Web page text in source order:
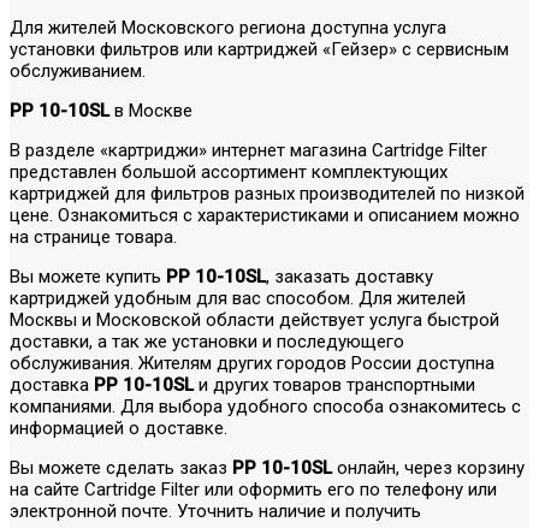
Для жителей Московского региона доступна услуга
установки фильтров или картриджей «Гейзер» с сервисным
обслуживанием.
PP 10-10SLв Москве
В разделе «картриджи» интернет магазина Cartridge Filter
представлен большой ассортимент комплектующих
картриджей для фильтров разных производителей по низкой
цене. Ознакомиться с характеристиками и описанием можно
на странице товара.
Вы можете купить PP 10-10SL, заказать доставку
картриджей удобным для вас способом. Для жителей
Москвы и Московской области действует услуга быстрой
доставки, а так же установки и последующего
обслуживания. Жителям других городов России доступна
доставка PP 10-10SLи других товаров транспортными
компаниями. Для выбора удобного способа ознакомитесь с
информацией о доставке.
Вы можете сделать заказ PP 10-10SLонлайн, через корзину
на сайте Cartridge Filter или оформить его по телефону или
электронной почте. Уточнить наличие и получить